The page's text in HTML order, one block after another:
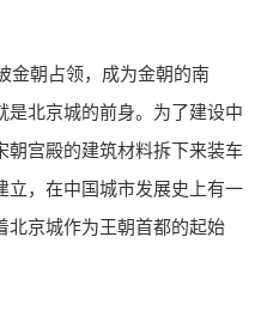
金朝占领，成为金朝的南
是北京城的前身。为了建设中
朝宫殿的建筑材料拆下来装车
立，在中国城市发展史上有一
北京城作为王朝首都的起始